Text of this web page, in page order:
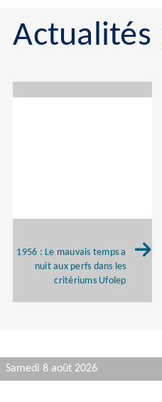
Actualités
1956 : Le mauvais temps a
nuit aux perfs dans les
critériums Ufolep
Samedi 8 août 2026